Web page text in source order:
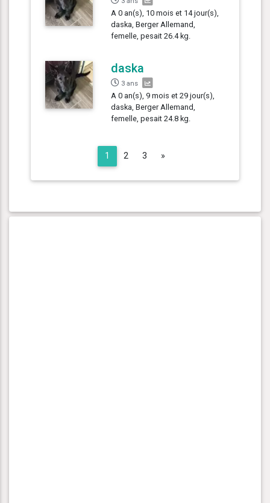
A 0 an(s), 10 mois et 14 jour(s),
daska, Berger Allemand,
femelle, pesait 26.4 kg.
daska
3 ans
A 0 an(s), 9 mois et 29 jour(s),
daska, Berger Allemand,
femelle, pesait 24.8 kg.
1 2 3 »